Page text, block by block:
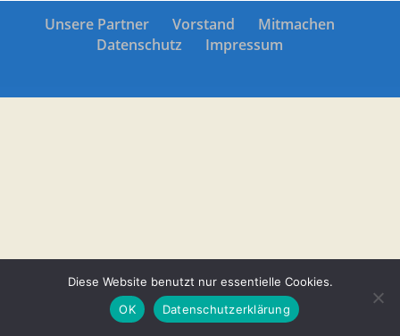
Unsere Partner Vorstand
Mitmachen
Datenschutz
Impressum
Diese Website benutzt nur essentielle Cookies.
OK
Datenschutzerklärung